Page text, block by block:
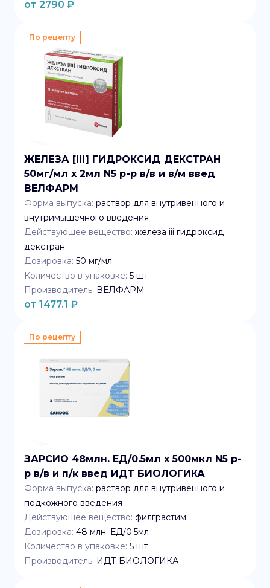
от 2790 ₽
По рецепту
ЖЕЛЕЗА [III] ГИДРОКСИД ДЕКСТРАН
50мг/мл x 2мл N5 р-р в/в и в/м введ
ВЕЛФАРМ
Форма выпуска: раствор для внутривенного и
внутримышечного введения
Действующее вещество: железа iii гидроксид
декстран
Дозировка: 50 мг/мл
Количество в упаковке: 5 шт.
Производитель: ВЕЛФАРМ
от 1477.1 ₽
По рецепту
ЗАРСИО 48млн. ЕД/0.5мл x 500мкл N5 р-
р в/в и п/к введ ИДТ БИОЛОГИКА
Форма выпуска: раствор для внутривенного и
подкожного введения
Действующее вещество: филграстим
Дозировка: 48 млн. ЕД/0.5мл
Количество в упаковке: 5 шт.
Производитель: ИДТ БИОЛОГИКА